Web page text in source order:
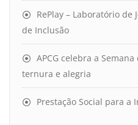
RePlay – Laboratório de
de Inclusão
APCG celebra a
ternura e alegria
Prestação Social para a